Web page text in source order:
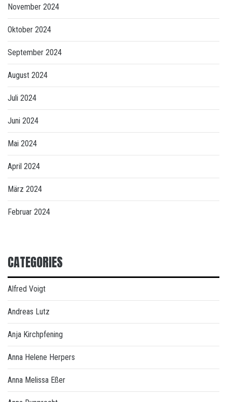
November 2024
Oktober 2024
September 2024
August 2024
Juli 2024
Juni 2024
Mai 2024
April 2024
März 2024
Februar 2024
CATEGORIES
Alfred Voigt
Andreas Lutz
Anja Kirchpfening
Anna Helene Herpers
Anna Melissa Eßer